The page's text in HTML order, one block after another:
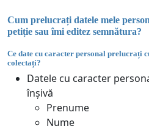
Cum prelucrați datele mele
petiție sau îmi editez semnătura?
Ce date cu caracter personal prelucrați
colectați?
Datele cu caracter
înșivă
Prenume
Nume